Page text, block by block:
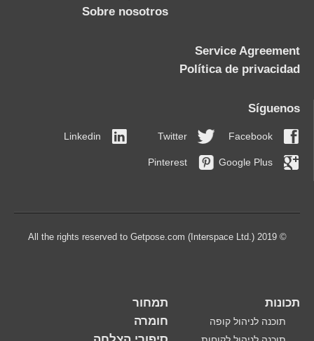
Sobre nosotros
Service Agreement
Política de privacidad
Síguenos
Facebook
Twitter
Linkedin
Google Plus
Pinterest
© 2019 All the rights reserved to Getpose.com (Interspace Ltd.)
תכונות
תוכנה לניהול קופה
תמחור
חומרה